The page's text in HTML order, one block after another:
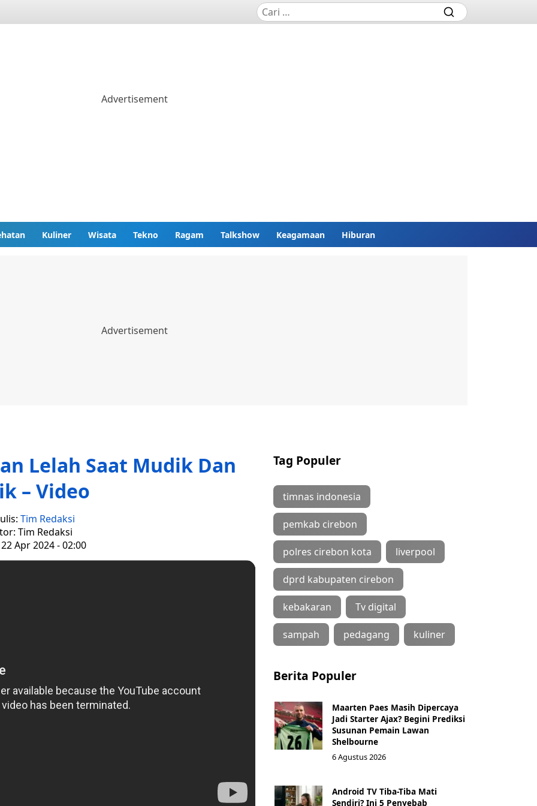
Kuliner Wisata Tekno Ragam Talkshow Keagamaan Hiburan
Lelah Saat Mudik Dan
– Video
Tim Redaksi
Tim Redaksi
Apr 2024 - 02:00
Tag Populer
timnas indonesia
pemkab cirebon
polres cirebon kota liverpool
dprd kabupaten cirebon
kebakaran Tv digital
sampah pedagang kuliner
Berita Populer
Maarten Paes Masih Dipercaya
Jadi Starter Ajax? Begini Prediksi
Susunan Pemain Lawan
Shelbourne
6 Agustus 2026
Android TV Tiba-Tiba Mati
Sendiri? Ini 5 Penyebab